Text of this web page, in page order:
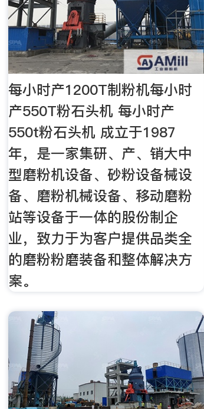
每小时产1200T制粉机每小时
产550T粉石头机 每小时产
550t粉石头机 成立于1987
年，是一家集研、产、销大中
型磨粉机设备、砂粉设备械设
备、磨粉机械设备、移动磨粉
站等设备于一体的股份制企
业，致力于为客户提供品类全
的磨粉粉磨装备和整体解决方
案。